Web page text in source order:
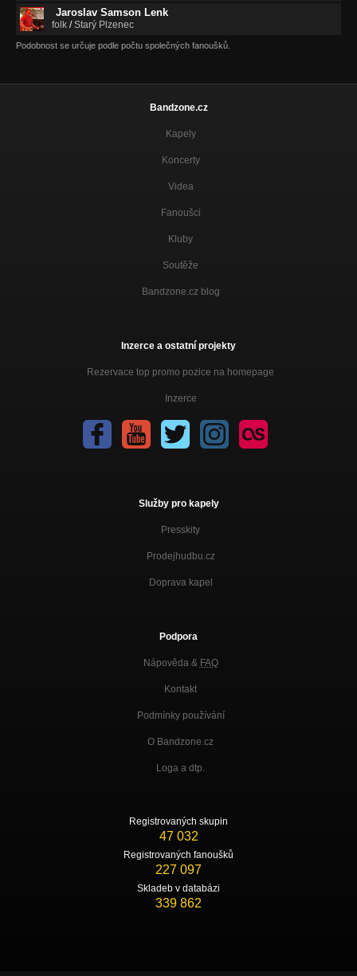
Jaroslav Samson Lenk
folk /Starý Plzenec
Podobnost se určuje podle počtu společných fanoušků.
Bandzone.cz
Kapely
Koncerty
Videa
Fanoušci
Kluby
Soutěže
Bandzone.cz blog
Inzerce a ostatní projekty
Rezervace top promo pozice na homepage
Inzerce
Služby pro kapely
Presskity
Prodejhudbu.cz
Doprava kapel
Podpora
Nápověda & FAQ
Kontakt
Podmínky používání
O Bandzone.cz
Loga a dtp.
Registrovaných skupin
47 032
Registrovaných fanoušků
227 097
Skladeb v databázi
339 862